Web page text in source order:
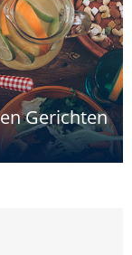
Gerichten